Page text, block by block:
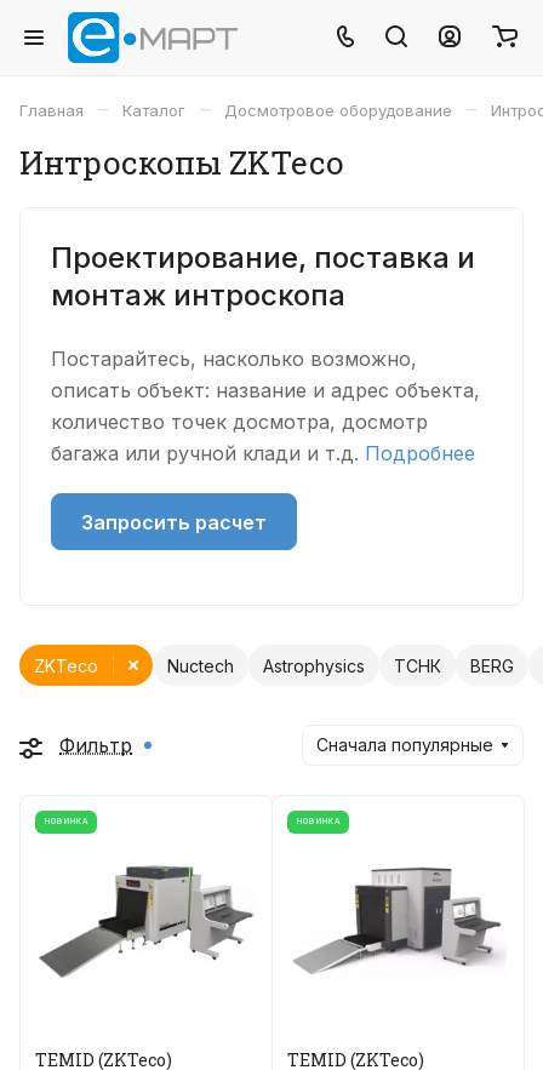
Главная – Каталог – Досмотровое оборудование –
Интроскопы ZKTeco
Проектирование, поставка и
монтаж интроскопа
Постарайтесь, насколько возможно,
описать объект: название и адрес объекта,
количество точек досмотра, досмотр
багажа или ручной клади и т.д. Подробнее
Запросить расчет
Nuctech Astrophysics ТСНК BERG
ZKTeco
Фильтр Сначала популярные
НОВИНКА
TEMID (ZKTeco)
НОВИНКА
TEMID (ZKTeco)